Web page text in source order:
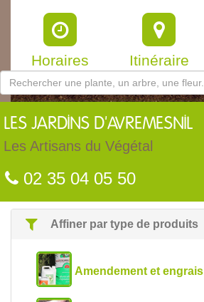
Horaires Itinéraire
LES JARDINS D'AVREMESNIL
Les Artisans du Végétal
02 35 04 05 50
Affiner par type de produits
Amendement et engrais